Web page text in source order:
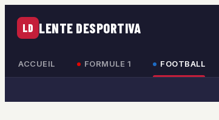
LD LENTE DESPORTIVA
ACCUEIL FORMULE 1 FOOTBALL